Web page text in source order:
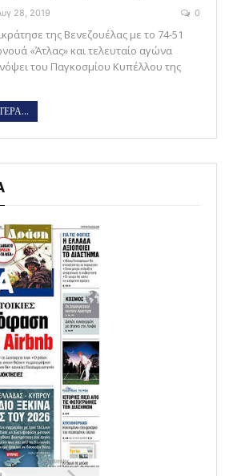
28, 2019 0
της Βενεζουέλας με το 74-51
«Άτλας» και τελευταίο αγώνα
του Παγκοσμίου Κυπέλλου της